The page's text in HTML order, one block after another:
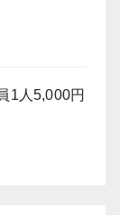
1人5,000円